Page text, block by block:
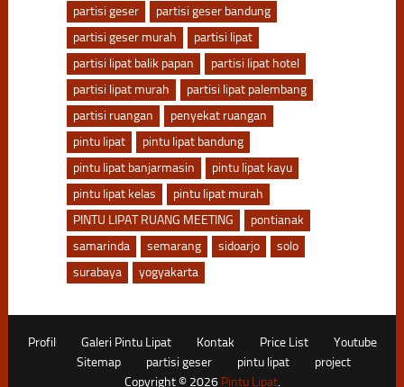
partisi geser
partisi geser bandung
partisi geser murah
partisi lipat
partisi lipat balik papan
partisi lipat hotel
partisi lipat murah
partisi lipat palembang
partisi ruangan
penyekat ruangan
pintu lipat
pintu lipat bandung
pintu lipat banjarmasin
pintu lipat kayu
pintu lipat kelas
pintu lipat murah
PINTU LIPAT RUANG MEETING
pontianak
samarinda
semarang sidoarjo
solo
surabaya
yogyakarta
Profil Galeri Pintu Lipat Kontak Price List
Youtube
Sitemap
partisi geser pintu lipat
project
Copyright © 2026 Pintu Lipat.